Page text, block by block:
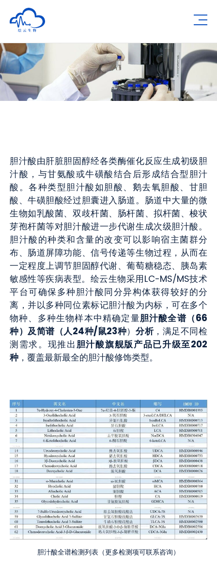
Human Metabolomics Institute
胆汁酸由肝脏胆固醇经各类酶催化反应生成初级胆
汁酸，与甘氨酸或牛磺酸结合后形成结合型胆汁
酸。各种类型胆汁酸如胆酸、鹅去氧胆酸、甘胆
酸、牛磺胆酸经过胆囊进入肠道。肠道中大量的微
生物如乳酸菌、双歧杆菌、肠杆菌、拟杆菌、梭状
芽孢杆菌等对胆汁酸进一步代谢生成次级胆汁酸。
胆汁酸的种类和含量的改变可以影响宿主菌群分
布、肠道屏障功能、信号传递等生物过程，从而在
一定程度上调节胆固醇代谢、葡萄糖稳态、胰岛素
敏感性等疾病表型。绘云生物采用LC-MS/MS技术
平台可确保多种胆汁酸同分异构体获得较好的分
离，并以多种同位素标记胆汁酸为内标，可在多个
物种、多种生物样本中精确定量胆汁酸全谱（66
种）及简谱（人24种/鼠23种）分析，满足不同检
测需求。现推出胆汁酸旗舰版产品已升级至202
种 ，覆盖最新最全的胆汁酸修饰类型。
胆汁酸全谱检测列表（更多检测项可联系咨询）